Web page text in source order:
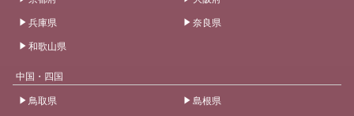
兵庫県
奈良県
和歌山県
中国・四国
鳥取県
島根県